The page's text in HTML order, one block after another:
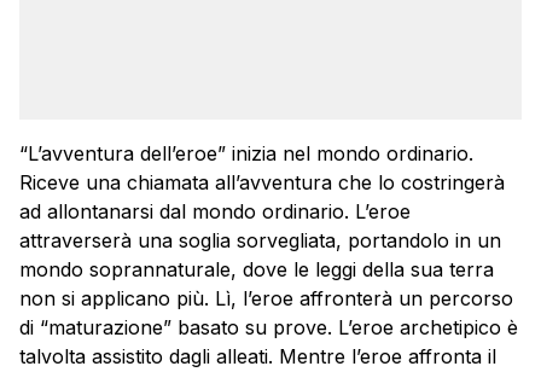
“L’avventura dell’eroe” inizia nel mondo ordinario.
Riceve una chiamata all’avventura che lo costringerà
ad allontanarsi dal mondo ordinario. L’eroe
attraverserà una soglia sorvegliata, portandolo in un
mondo soprannaturale, dove le leggi della sua terra
non si applicano più. Lì, l’eroe affronterà un percorso
di “maturazione” basato su prove. L’eroe archetipico è
talvolta assistito dagli alleati. Mentre l’eroe affronta il